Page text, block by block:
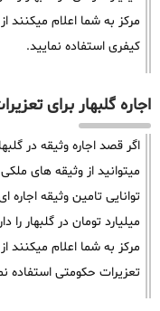
مرکز به شما اعلام میکنند
کیفری استفاده نمایید.
اجاره گلبهار برای
اگر قصد اجاره وثیقه در
میتوانید از وثیقه های
میلیارد تومان در گلبهار
مرکز به شما اعلام میکنند
تعزیرات حکومتی استفاده